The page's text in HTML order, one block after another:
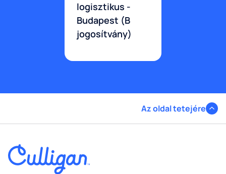
logisztikus -
Budapest (B
jogosítvány)
Az oldal tetejére